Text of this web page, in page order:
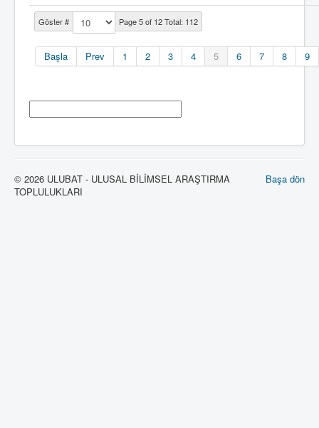
Göster # Page 5 of 12 Total: 112
Başla Prev 1 2 3 4 5 6 7 8 9
Başa dön
© 2026 ULUBAT - ULUSAL BİLİMSEL ARAŞTIRMA
TOPLULUKLARI